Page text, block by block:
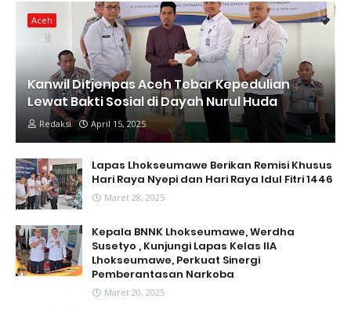
Aceh
Kanwil Ditjenpas Aceh Tebar Kepedulian
Lewat Bakti Sosial di Dayah Nurul Huda
Redaksi April 15, 2025
Lapas Lhokseumawe Berikan Remisi Khusus
Hari Raya Nyepi dan Hari Raya Idul Fitri 1446
Maret 28, 2025
Kepala BNNK Lhokseumawe, Werdha
Susetyo , Kunjungi Lapas Kelas IIA
Lhokseumawe, Perkuat Sinergi
Pemberantasan Narkoba
Maret 20, 2025